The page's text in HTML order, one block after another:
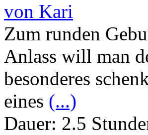
von Kari
Zum runden
Anlass will man
besonderes
eines (...)
Dauer: 2.5